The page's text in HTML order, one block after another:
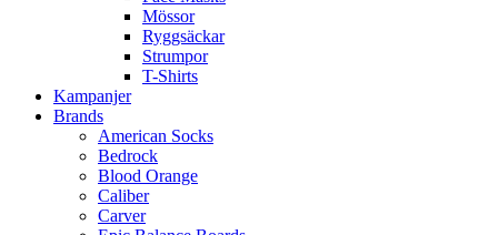
Mössor
Ryggsäckar
Strumpor
T-Shirts
Kampanjer
Brands
American Socks
Bedrock
Blood Orange
Caliber
Carver